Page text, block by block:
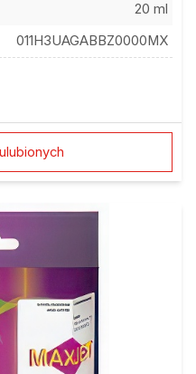
20 ml
011H3UAGABBZ0000MX